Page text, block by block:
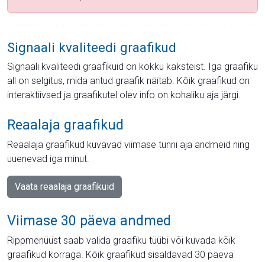
Signaali kvaliteedi graafikud
Signaali kvaliteedi graafikuid on kokku kaksteist. Iga graafiku
all on selgitus, mida antud graafik näitab. Kõik graafikud on
interaktiivsed ja graafikutel olev info on kohaliku aja järgi.
Reaalaja graafikud
Reaalaja graafikud kuvavad viimase tunni aja andmeid ning
uuenevad iga minut.
Vaata reaalaja graafikuid
Viimase 30 päeva andmed
Rippmenüüst saab valida graafiku tüübi või kuvada kõik
graafikud korraga. Kõik graafikud sisaldavad 30 päeva